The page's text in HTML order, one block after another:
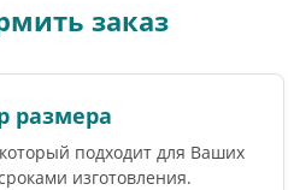
заказ
размера
подходит для Ваших
изготовления.